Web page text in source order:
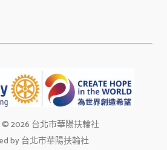
2026 台北市華陽扶輪社
by 台北市華陽扶輪社